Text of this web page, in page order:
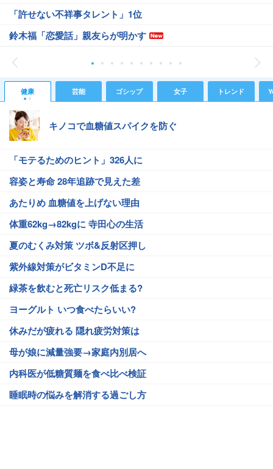
「許せない不祥事タレント」1位
鈴木福「恋愛話」親友らが明かす
健康 芸能 ゴシップ 女子 トレンド
キノコで血糖値スパイクを防ぐ
「モテるためのヒント」326人に
容姿と寿命 28年追跡で見えた差
あたりめ 血糖値を上げない理由
体重62kg→82kgに 寺田心の生活
夏のむくみ対策 ツボ&反射区押し
紫外線対策がビタミンD不足に
緑茶を飲むと死亡リスク低まる?
ヨーグルト いつ食べたらいい?
休みだが疲れる 隠れ疲労対策は
母が娘に減量強要→家庭内別居へ
内科医が低糖質麺を食べ比べ検証
睡眠時の悩みを解消する過ごし方